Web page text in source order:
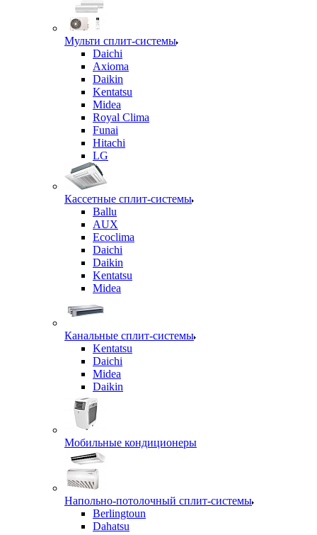
Мульти сплит-системы
Daichi
Axioma
Daikin
Kentatsu
Midea
Royal Clima
Funai
Hitachi
LG
Кассетные сплит-системы
Ballu
AUX
Ecoclima
Daichi
Daikin
Kentatsu
Midea
Канальные сплит-системы
Kentatsu
Daichi
Midea
Daikin
Мобильные кондиционеры
Напольно-потолочный сплит-системы
Berlingtoun
Dahatsu